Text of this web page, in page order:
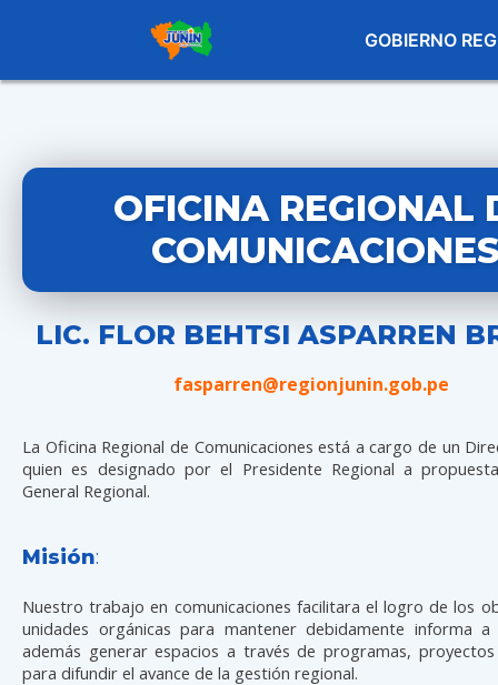
GOBIERNO
OFICINA REGIONAL
LIC. FLOR BEHTSI ASPARREN
fasparren@regionjunin.gob.pe
La Oficina Regional de Comunicaciones está a cargo de un
quien es designado por el Presidente Regional a
General Regional.
Misión:
Nuestro trabajo en comunicaciones facilitara el logro de los
unidades orgánicas para mantener debidamente informa a
además generar espacios a través de programas,
para difundir el avance de la gestión regional.